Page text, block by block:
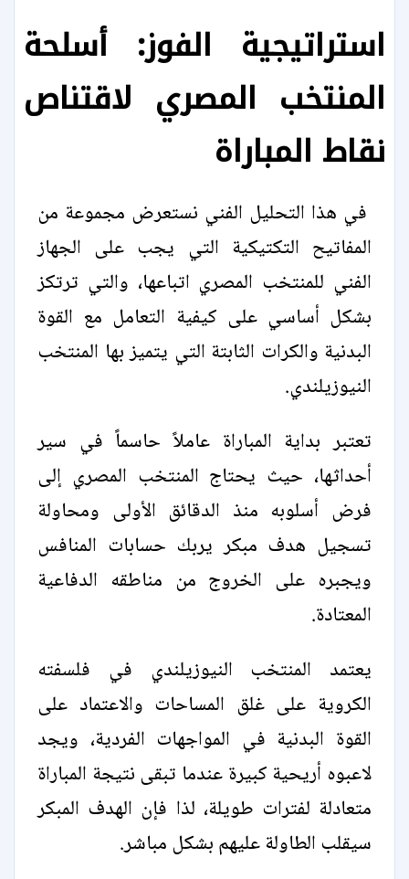
استراتيجية الفوز: أسلحة
المنتخب المصري لاقتناص
نقاط المباراة
في هذا التحليل الفني نستعرض مجموعة من
المفاتيح التكتيكية التي يجب على الجهاز
الفني للمنتخب المصري اتباعها، والتي ترتكز
بشكل أساسي على كيفية التعامل مع القوة
البدنية والكرات الثابتة التي يتميز بها المنتخب
النيوزيلندي.
تعتبر بداية المباراة عاملاً حاسماً في سير
أحداثها، حيث يحتاج المنتخب المصري إلى
فرض أسلوبه منذ الدقائق الأولى ومحاولة
تسجيل هدف مبكر يربك حسابات المنافس
ويجبره على الخروج من مناطقه الدفاعية
المعتادة.
يعتمد المنتخب النيوزيلندي في فلسفته
الكروية على غلق المساحات والاعتماد على
القوة البدنية في المواجهات الفردية، ويجد
لاعبوه أريحية كبيرة عندما تبقى نتيجة المباراة
متعادلة لفترات طويلة، لذا فإن الهدف المبكر
سيقلب الطاولة عليهم بشكل مباشر.